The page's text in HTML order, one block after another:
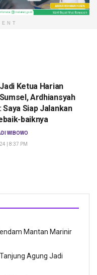
Ketua Harian
Ardhiansyah
Saya Siap Jalankan
baiknya
WIBOWO
| 8:37 PM
Mantan Marinir
Agung Jadi